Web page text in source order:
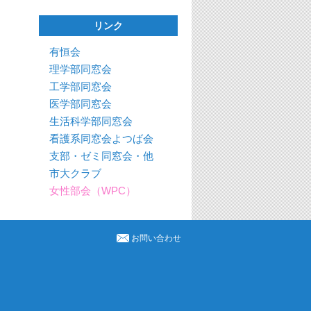
リンク
有恒会
理学部同窓会
工学部同窓会
医学部同窓会
生活科学部同窓会
看護系同窓会よつば会
支部・ゼミ同窓会・他
市大クラブ
女性部会（WPC）
お問い合わせ